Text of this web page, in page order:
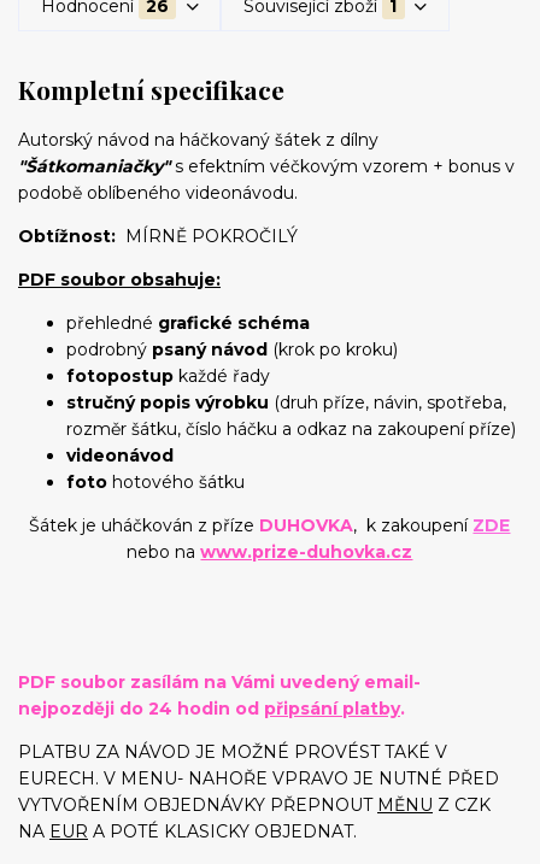
Hodnocení 26 Související zboží 1
Kompletní specifikace
Autorský návod na háčkovaný šátek z dílny
"Šátkomaniačky"s efektním véčkovým vzorem + bonus v
podobě oblíbeného videonávodu.
Obtížnost: MÍRNĚ POKROČILÝ
PDF soubor obsahuje:
přehledné grafické schéma
podrobný psaný návod (krok po kroku)
fotopostup každé řady
stručný popis výrobku (druh příze, návin, spotřeba,
rozměr šátku, číslo háčku a odkaz na zakoupení příze)
videonávod
foto hotového šátku
Šátek je uháčkován z příze DUHOVKA, k zakoupení ZDE
nebo nawww.prize-duhovka.cz
PDF soubor zasílám na Vámi uvedený email-
nejpozději do 24 hodin od připsání platby.
PLATBU ZA NÁVOD JE MOŽNÉ PROVÉST TAKÉ V
EURECH. V MENU- NAHOŘE VPRAVO JE NUTNÉ PŘED
VYTVOŘENÍM OBJEDNÁVKY PŘEPNOUT MĚNU Z CZK
NA EUR A POTÉ KLASICKY OBJEDNAT.